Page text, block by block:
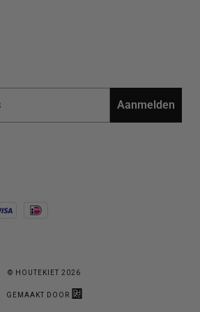
Aanmelden
© HOUTEKIET 2026
GEMAAKT DOOR